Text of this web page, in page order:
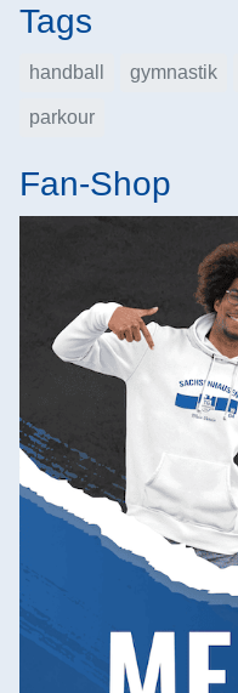
Tags
handball gymnastik
parkour
Fan-Shop